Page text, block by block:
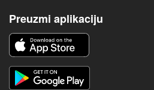
Preuzmi aplikaciju